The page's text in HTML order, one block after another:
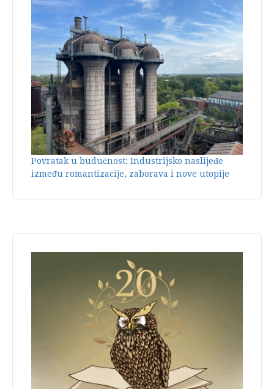
Povratak u budućnost: Industrijsko naslijeđe
između romantizacije, zaborava i nove utopije